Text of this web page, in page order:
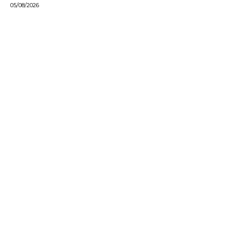
05/08/2026